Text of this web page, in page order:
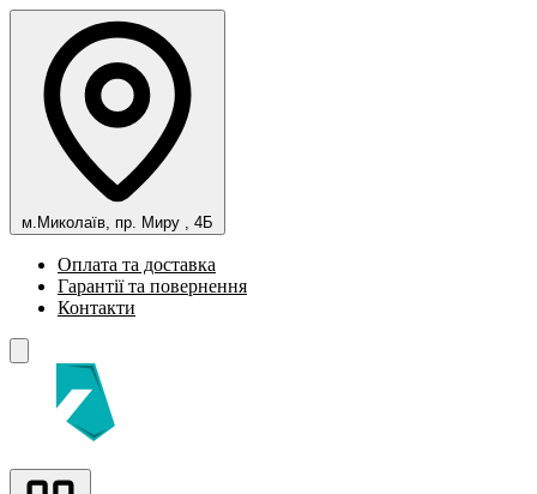
м.Миколаїв, пр. Миру , 4Б
Оплата та доставка
Гарантії та повернення
Контакти